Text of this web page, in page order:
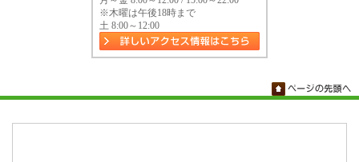
※木曜は午後18時まで
土 8:00～12:00